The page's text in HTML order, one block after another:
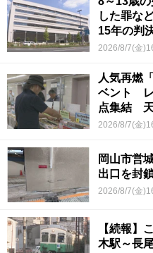
した罪な
15年の判
ていて被
2026/8/7(金
人気再燃
ベント レ
点集結
2026/8/7(金
岡山市営
出口を封
2026/8/7(金
【続報】
木駅～長